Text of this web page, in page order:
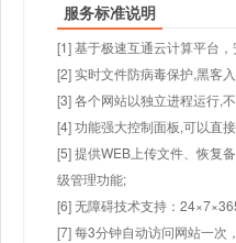
服务标准说明
[1] 基于极速互通云计算平台
[2] 实时文件防病毒保护,黑客
[3] 各个网站以独立进程运行,
[4] 功能强大控制面板,可以直
[5] 提供WEB上传文件、恢复
级管理功能;
[6] 无障碍技术支持：
[7] 每3分钟自动访问网站一次